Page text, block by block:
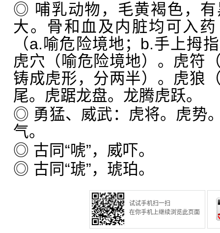
◎ 哺乳动物，毛黄褐色，
大。骨和血及内脏均可入
（a.喻危险境地；b.手上拇
虎穴（喻危险境地）。虎符
铸成虎形，分两半）。虎狼
尾。虎踞龙盘。龙腾虎跃。
◎ 勇猛、威武：虎将。虎势
气。
◎ 古同“唬”，威吓。
◎ 古同“琥”，琥珀。
试试手机扫一扫
在你手机上继续浏览此页面